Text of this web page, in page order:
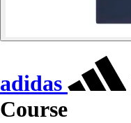
adidas
Course